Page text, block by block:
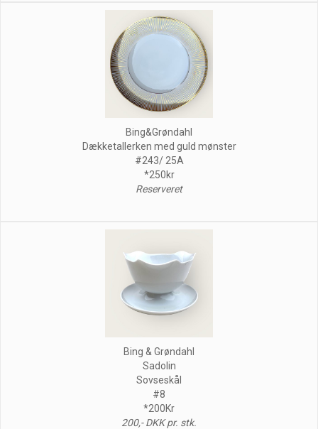
Bing&Grøndahl
Dækketallerken med guld mønster
#243/ 25A
*250kr
Reserveret
Bing & Grøndahl
Sadolin
Sovseskål
#8
*200Kr
200,- DKK pr. stk.